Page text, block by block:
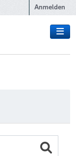
Anmelden